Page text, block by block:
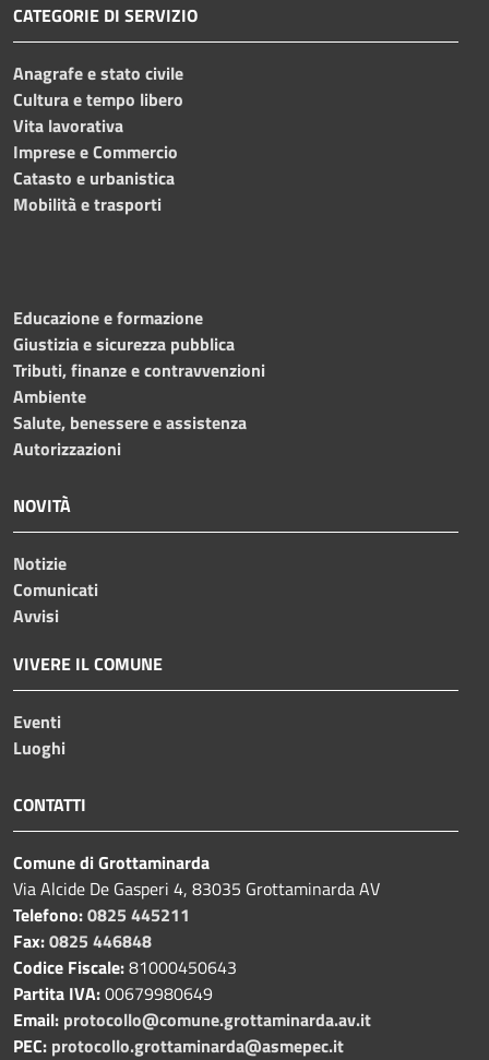
CATEGORIE DI SERVIZIO
Anagrafe e stato civile
Cultura e tempo libero
Vita lavorativa
Imprese e Commercio
Catasto e urbanistica
Mobilità e trasporti
Educazione e formazione
Giustizia e sicurezza pubblica
Tributi, finanze e contravvenzioni
Ambiente
Salute, benessere e assistenza
Autorizzazioni
NOVITÀ
Notizie
Comunicati
Avvisi
VIVERE IL COMUNE
Eventi
Luoghi
CONTATTI
Comune di Grottaminarda
Via Alcide De Gasperi 4, 83035 Grottaminarda AV
Telefono:0825 445211
Fax:0825 446848
Codice Fiscale:81000450643
Partita IVA:00679980649
Email: protocollo@comune.grottaminarda.av.it
PEC: protocollo.grottaminarda@asmepec.it